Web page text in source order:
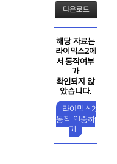
다운로드
해당 자료는
라이믹스2에
서 동작여부
가
확인되지 않
았습니다.
라이믹스2
동작 인증하
기